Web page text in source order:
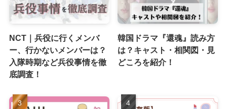
NCT｜兵役に行くメンバ
ー、行かないメンバーは？
入隊時期など兵役事情を徹
底調査！
韓国ドラマ『還魂』読み方
は？キャスト・相関図・見
どころを紹介！